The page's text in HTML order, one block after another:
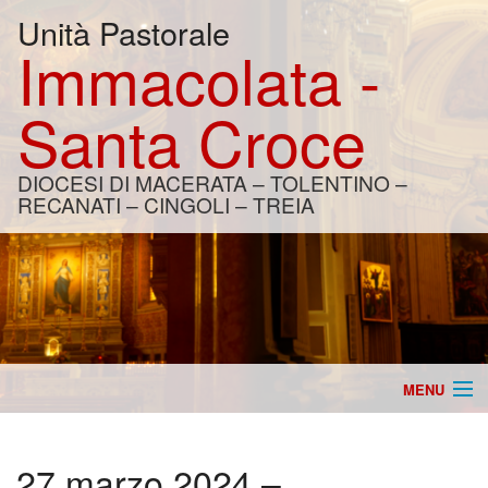
Unità Pastorale
Immacolata -
Santa Croce
DIOCESI DI MACERATA – TOLENTINO –
RECANATI – CINGOLI – TREIA
MENU